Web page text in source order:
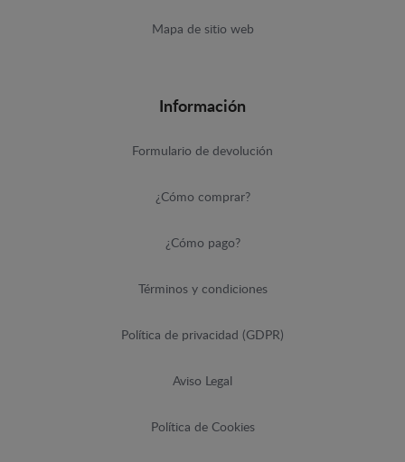
Mapa de sitio web
Información
Formulario de devolución
¿Cómo comprar?
¿Cómo pago?
Términos y condiciones
Política de privacidad (GDPR)
Aviso Legal
Política de Cookies